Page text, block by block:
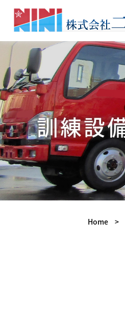
訓練設
Home >